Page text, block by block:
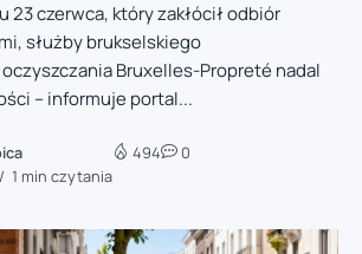
23 czerwca, który zakłócił odbiór
służby brukselskiego
Bruxelles-Propreté nadal
– informuje portal...
1 min czytania
494 0